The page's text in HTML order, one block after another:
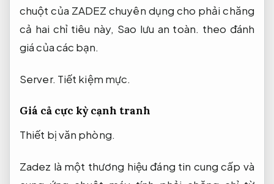
chuột của ZADEZ chuyên dụng cho phải chăng
cả hai chỉ tiêu này, Sao lưu an toàn. theo đánh
giá của các bạn.
Server. Tiết kiệm mực.
Giá cả cực kỳ cạnh tranh
Thiết bị văn phòng.
Zadez là một thương hiệu đáng tin cung cấp và